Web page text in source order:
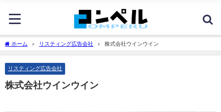
ホーム リスティング広告会社 株式会社ウインウイン
リスティング広告会社
株式会社ウインウイン